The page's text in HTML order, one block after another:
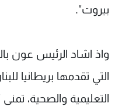
بيروت".
واذ اشاد الرئيس عون
التي تقدمها بريطانيا
التعليمية والصحية،